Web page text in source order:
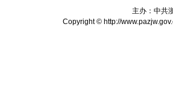
主办：中共
Copyright © http://